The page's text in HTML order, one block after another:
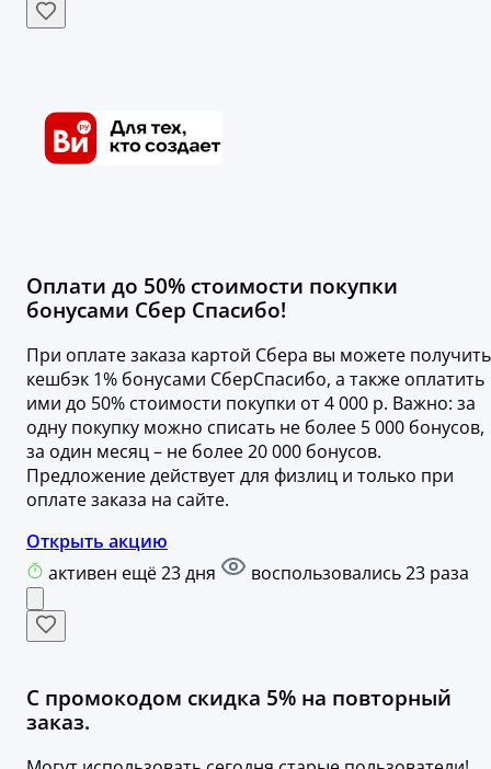
Оплати до 50% стоимости покупки
бонусами Сбер Спасибо!
При оплате заказа картой Сбера вы можете получить
кешбэк 1% бонусами СберСпасибо, а также оплатить
ими до 50% стоимости покупки от 4 000 р. Важно: за
одну покупку можно списать не более 5 000 бонусов,
за один месяц – не более 20 000 бонусов.
Предложение действует для физлиц и только при
оплате заказа на сайте.
Открыть акцию
активен ещё 23 дня
воспользовались 23 раза
С промокодом скидка 5% на повторный
заказ.